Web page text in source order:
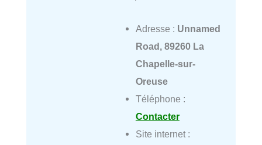
Adresse : Unnamed
Road, 89260 La
Chapelle-sur-
Oreuse
Téléphone :
Contacter
Site internet :